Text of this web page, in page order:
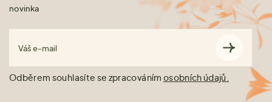
novinka
Váš e-mail
Odběrem souhlasíte se zpracováním osobních údajů.